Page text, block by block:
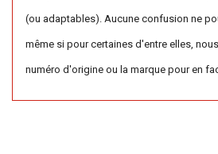
(ou adaptables). Aucune confusion ne
même si pour certaines d'entre elles,
numéro d'origine ou la marque pour en